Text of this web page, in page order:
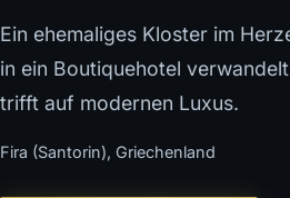
Ein ehemaliges Kloster im
in ein Boutiquehotel
trifft auf modernen Luxus.
Fira (Santorin), Griechenland